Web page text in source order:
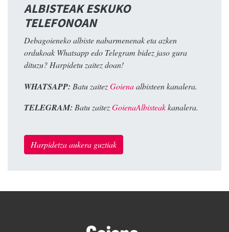
ALBISTEAK ESKUKO
TELEFONOAN
Debagoieneko albiste nabarmenenak eta azken
ordukoak Whatsapp edo Telegram bidez jaso gura
dituzu? Harpidetu zaitez doan!
WHATSAPP: Batu zaitezGoienaalbisteen kanalera.
TELEGRAM: Batu zaitezGoienaAlbisteakkanalera.
Harpidetza aukera guztiak